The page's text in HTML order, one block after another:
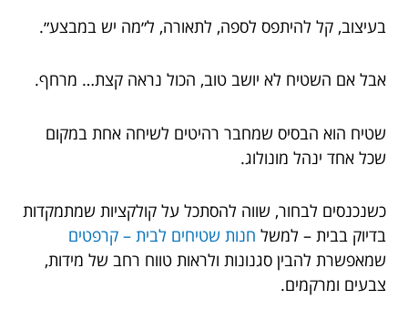
בעיצוב, קל להיתפס לספה, לתאורה, ל״מה יש במבצע״.
אבל אם השטיח לא יושב טוב, הכול נראה קצת… מרחף.
שטיח הוא הבסיס שמחבר רהיטים לשיחה אחת במקום
שכל אחד ינהל מונולוג.
כשנכנסים לבחור, שווה להסתכל על קולקציות שמתמקדות
בדיוק בבית – למשל חנות שטיחים לבית – קרפטים
שמאפשרת להבין סגנונות ולראות טווח רחב של מידות,
צבעים ומרקמים.